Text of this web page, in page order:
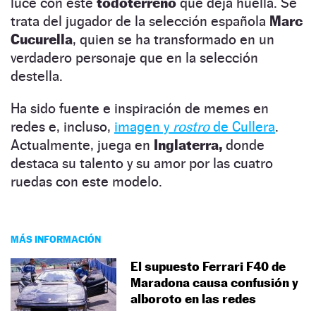
trata del jugador de la selección española Marc
Cucurella, quien se ha transformado en un
verdadero personaje que en la selección
destella.
Ha sido fuente e inspiración de memes en
redes e, incluso, imagen y rostrode Cullera.
Actualmente, juega en Inglaterra, donde
destaca su talento y su amor por las cuatro
ruedas con este modelo.
MÁS INFORMACIÓN
El supuesto Ferrari F40 de
Maradona causa confusión y
alboroto en las redes